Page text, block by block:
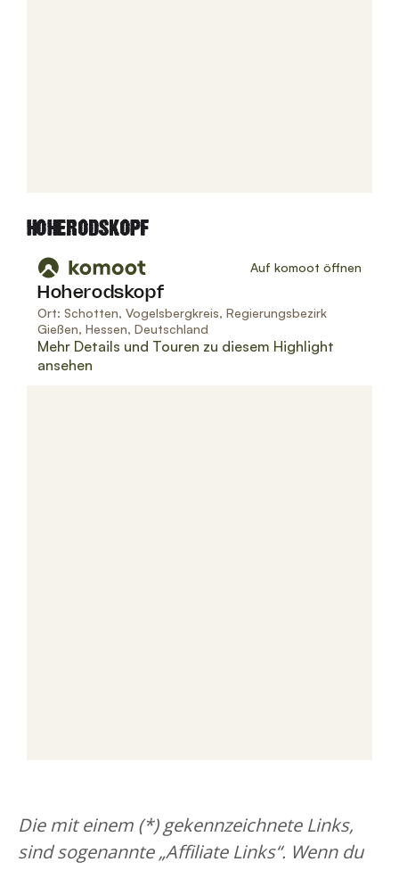
HOHERODSKOPF
Die mit einem (*) gekennzeichnete Links,
sind sogenannte „Affiliate Links“. Wenn du